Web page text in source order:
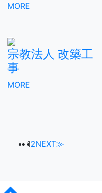
MORE
宗教法人 改築工
事
MORE
12NEXT≫